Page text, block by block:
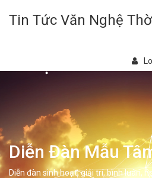
Tin Tức Văn Nghệ
Diễn Đàn Mẫu
Diễn đàn sinh hoạt, giải trí, bình luân,